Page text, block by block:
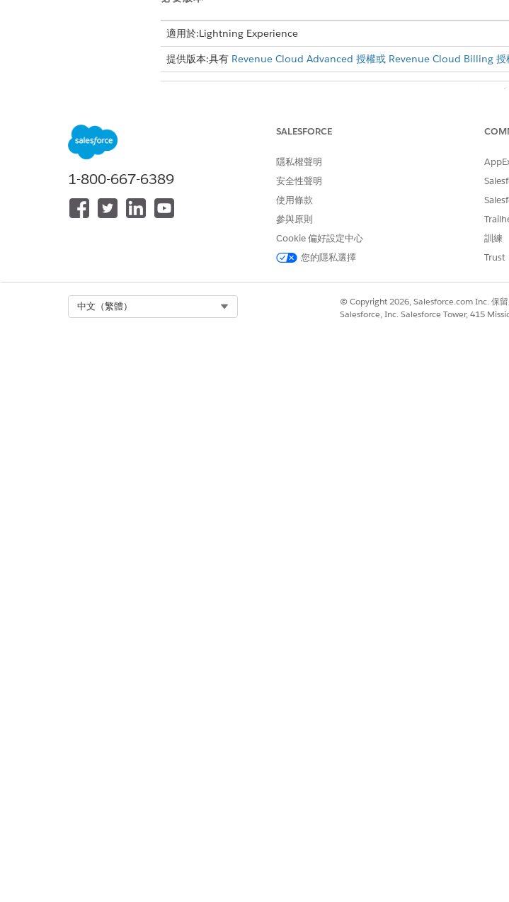
適用於:Lightning Experience
提供版本:具有 Revenue Cloud Advanced 授權或 Revenue Cloud Billing 授
需要的使用者
當您的組織中啟用訂閱管理時,您無法開啟「帳單」。
進入「設定」,在「快速尋找」方塊中輸入
若要避免在開啟「帳單」之後及設定「帳單」功能之前遇到存取問
「系統管理員」設定檔的使用者。
備註
開啟「帳單」後,只有在「訂單」記錄具有「帳單對象連絡
1-800-667-6389
SALESFORCE
隱私權聲明
安全性聲明
使用條款
參與原則
Cookie 偏好設定中心
您的隱私選擇
訓練
Trust
中文（繁體）
© Copyright 2026, Salesforce.com Inc. 保留
Salesforce, Inc. Salesforce Tower, 415